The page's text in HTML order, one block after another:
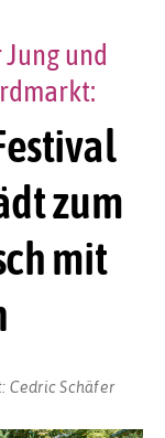
zum
mit
und
Cedric Schäfer